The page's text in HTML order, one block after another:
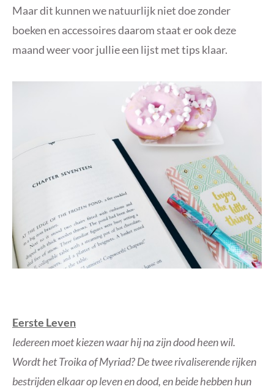
Maar dit kunnen we natuurlijk niet doe zonder
boeken en accessoires daarom staat er ook deze
maand weer voor jullie een lijst met tips klaar.
Eerste Leven
Iedereen moet kiezen waar hij na zijn dood heen wil.
Wordt het Troika of Myriad? De twee rivaliserende rijken
bestrijden elkaar op leven en dood, en beide hebben hun